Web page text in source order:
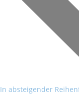
In absteigender